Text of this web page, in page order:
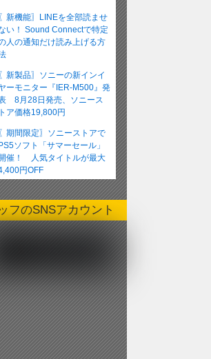
新機能〗LINEを全部読ませ
い！ Sound Connectで特定
人の通知だけ読み上げる方
〖新製品〗ソニーの新インイ
ーモニター『IER-M500』発
8月28日発売、ソニース
トア価格19,800円
〖期間限定〗ソニーストアで
ソフト「サマーセール」
催！ 人気タイトルが最大
円OFF
フのSNSアカウント